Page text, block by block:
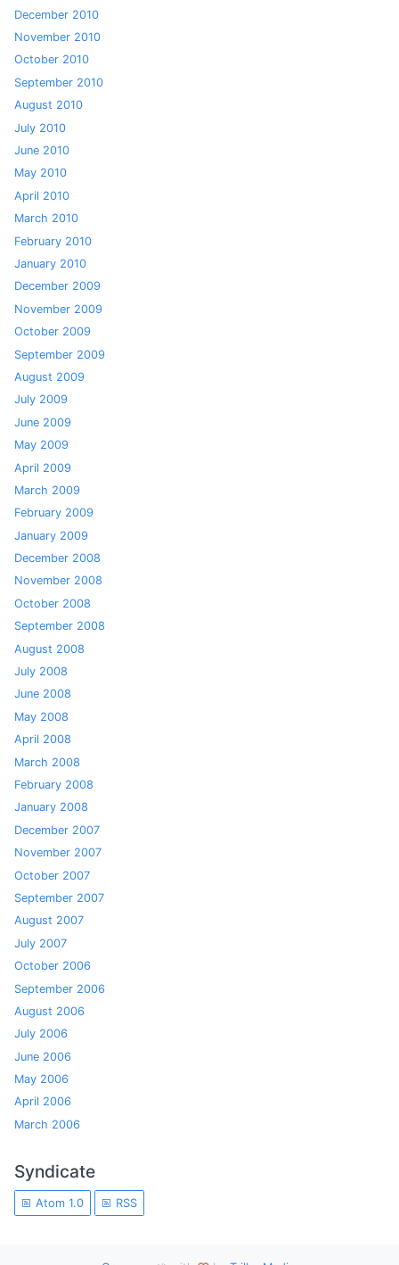
December 2010
November 2010
October 2010
September 2010
August 2010
July 2010
June 2010
May 2010
April 2010
March 2010
February 2010
January 2010
December 2009
November 2009
October 2009
September 2009
August 2009
July 2009
June 2009
May 2009
April 2009
March 2009
February 2009
January 2009
December 2008
November 2008
October 2008
September 2008
August 2008
July 2008
June 2008
May 2008
April 2008
March 2008
February 2008
January 2008
December 2007
November 2007
October 2007
September 2007
August 2007
July 2007
October 2006
September 2006
August 2006
July 2006
June 2006
May 2006
April 2006
March 2006
Syndicate
Atom 1.0 RSS